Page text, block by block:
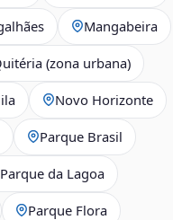
Mangabeira
(zona urbana)
Novo Horizonte
Parque Brasil
Parque da Lagoa
Parque Flora